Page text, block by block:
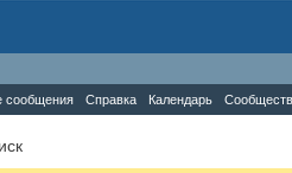
сообщения Справка Календарь